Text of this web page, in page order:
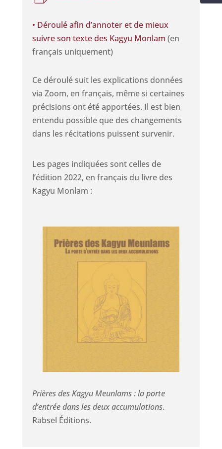
• Déroulé afin d’annoter et de mieux
suivre son texte des Kagyu Monlam (en
français uniquement)
Ce déroulé suit les explications données
via Zoom, en français, même si certaines
précisions ont été apportées. Il est bien
entendu possible que des changements
dans les récitations puissent survenir.
Les pages indiquées sont celles de
l’édition 2022, en français du livre des
Kagyu Monlam :
Prières des Kagyu Meunlams : la porte
d’entrée dans les deux accumulations.
Rabsel Éditions.